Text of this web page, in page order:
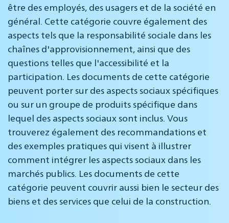
être des employés, des usagers et de la société en
général. Cette catégorie couvre également des
aspects tels que la responsabilité sociale dans les
chaînes d'approvisionnement, ainsi que des
questions telles que l'accessibilité et la
participation. Les documents de cette catégorie
peuvent porter sur des aspects sociaux spécifiques
ou sur un groupe de produits spécifique dans
lequel des aspects sociaux sont inclus. Vous
trouverez également des recommandations et
des exemples pratiques qui visent à illustrer
comment intégrer les aspects sociaux dans les
marchés publics. Les documents de cette
catégorie peuvent couvrir aussi bien le secteur des
biens et des services que celui de la construction.